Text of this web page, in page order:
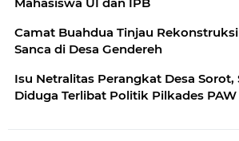
Mahasiswa UI dan IPB
Camat Buahdua Tinjau
Sanca di Desa Gendereh
Isu Netralitas Perangkat Desa Sorot,
Diduga Terlibat Politik Pilkades